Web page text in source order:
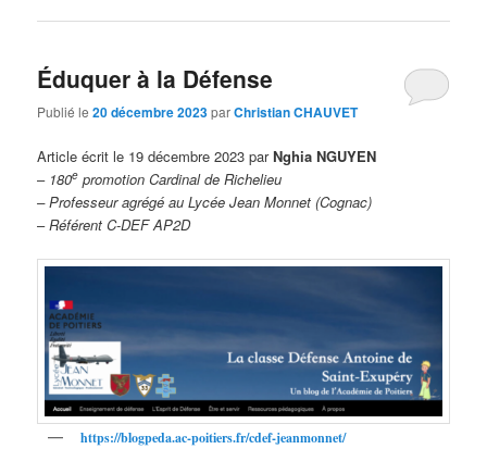
Éduquer à la Défense
Publié le20 décembre 2023parChristian CHAUVET
Article écrit le 19 décembre 2023 parNghia NGUYEN
– 180e promotion Cardinal de Richelieu
– Professeur agrégé au Lycée Jean Monnet (Cognac)
–Référent C-DEF AP2D
https://blogpeda.ac-poitiers.fr/cdef-jeanmonnet/